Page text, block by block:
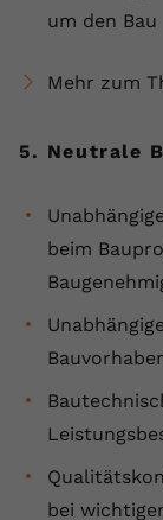
um den Bau
Mehr zum
5. Neutrale
beim
bei